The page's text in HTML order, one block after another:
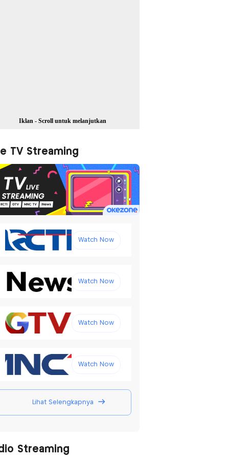
Iklan - Scroll untuk melanjutkan
TV Streaming
Watch Now
Watch Now
Watch Now
Watch Now
Lihat Selengkapnya
Streaming